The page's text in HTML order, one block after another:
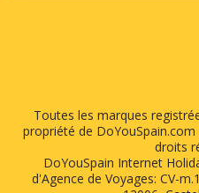
Toutes les marques
propriété de
droits
DoYouSpain Internet
d'Agence de Voyages: CV-